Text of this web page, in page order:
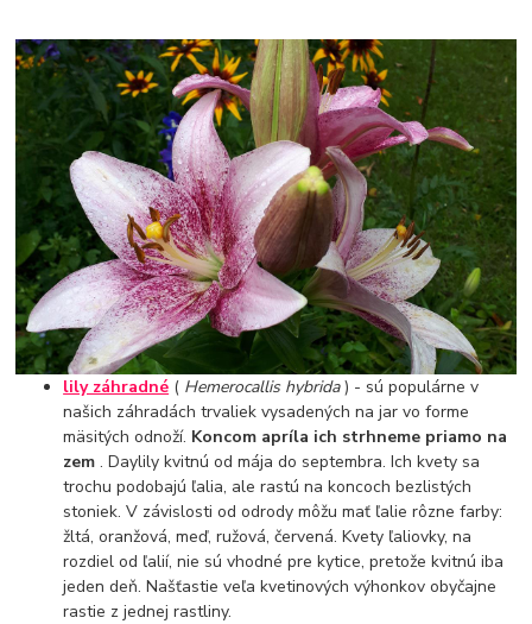
lily záhradné ( Hemerocallis hybrida) - sú populárne v
našich záhradách trvaliek vysadených na jar vo forme
mäsitých odnoží. Koncom apríla ich strhneme priamo na
zem. Daylily kvitnú od mája do septembra. Ich kvety sa
trochu podobajú ľalia, ale rastú na koncoch bezlistých
stoniek. V závislosti od odrody môžu mať ľalie rôzne farby:
žltá, oranžová, meď, ružová, červená. Kvety ľaliovky, na
rozdiel od ľalií, nie sú vhodné pre kytice, pretože kvitnú iba
jeden deň. Našťastie veľa kvetinových výhonkov obyčajne
rastie z jednej rastliny.